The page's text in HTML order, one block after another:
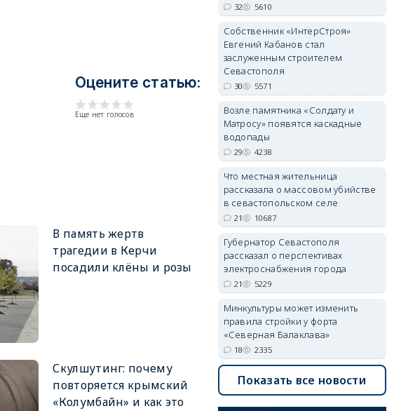
Оцените статью:
Еще нет голосов
В память жертв
трагедии в Керчи
посадили клёны и розы
Скулшутинг: почему
повторяется крымский
«Колумбайн» и как это
32 5610
Собственник «ИнтерСтроя»
Евгений Кабанов стал
заслуженным строителем
Севастополя
30 5571
Возле памятника «Солдату и
Матросу» появятся каскадные
водопады
29 4238
Что местная жительница
рассказала о массовом убийстве
в севастопольском селе
21 10687
Губернатор Севастополя
рассказал о перспективах
электроснабжения города
21 5229
Минкультуры может изменить
правила стройки у форта
«Северная Балаклава»
18 2335
Показать все новости